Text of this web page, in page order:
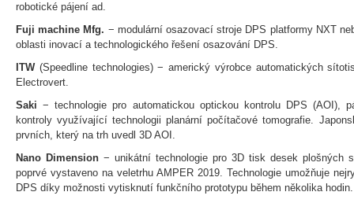
robotické pájení ad.
Fuji machine Mfg. − modulární osazovací stroje DPS platformy NXT
oblasti inovací a technologického řešení osazování DPS.
ITW(Speedline technologies) − americký výrobce automatických
Electrovert.
Saki − technologie pro automatickou optickou kontrolu DPS (AOI),
kontroly využívající technologii planární počítačové tomografie.
prvních, který na trh uvedl 3D AOI.
Nano Dimension − unikátní technologie pro 3D tisk desek plošných
poprvé vystaveno na veletrhu AMPER 2019. Technologie umožňuje
DPS díky možnosti vytisknutí funkčního prototypu během několika hodin.